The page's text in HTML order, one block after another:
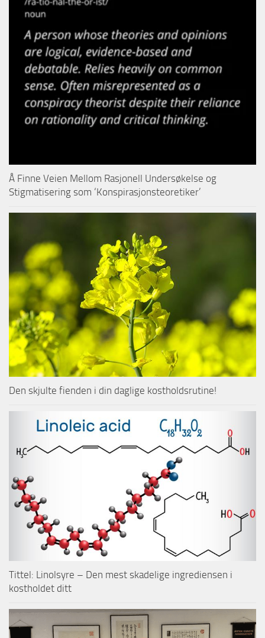
Å Finne Veien Mellom Rasjonell Undersøkelse og
Stigmatisering som ‘Konspirasjonsteoretiker’
Den skjulte fienden i din daglige kostholdsrutine!
Tittel: Linolsyre – Den mest skadelige ingrediensen i
kostholdet ditt